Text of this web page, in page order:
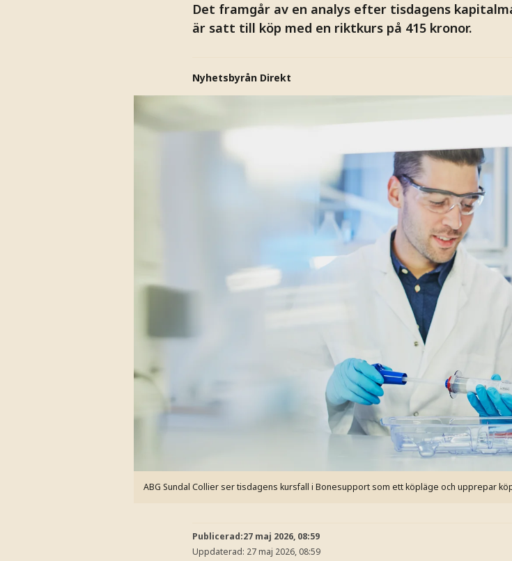
Det framgår av en analys efter tisdagens
är satt till köp med en riktkurs på 415 kronor.
Nyhetsbyrån Direkt
ABG Sundal Collier ser tisdagens kursfall i Bonesupport som ett köpläge och upprepar
Publicerad:27 maj 2026, 08:59
Uppdaterad: 27 maj 2026, 08:59